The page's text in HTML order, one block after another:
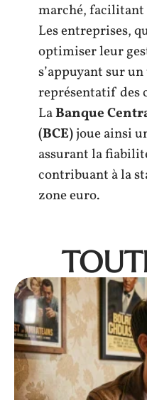
marché, facilitant
Les entreprises,
optimiser leur
s’appuyant sur
représentatif des
LaBanque
(BCE)joue ainsi
assurant la
contribuant à la
zone euro.